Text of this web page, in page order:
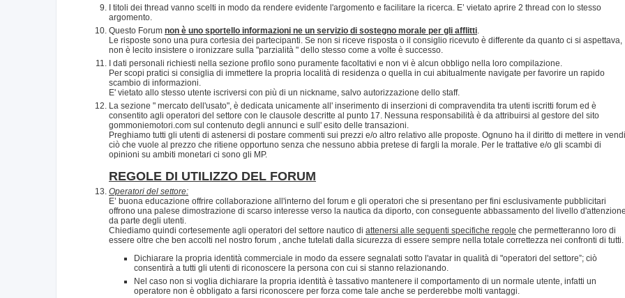
I titoli dei thread vanno scelti in modo da rendere evidente l'argomento e facilitare la ricerca. E’ vietato aprire 2 thread con lo stesso
argomento.
Questo Forum non è uno sportello informazioni ne un servizio di sostegno morale per gli afflitti
Le risposte sono una pura cortesia dei partecipanti. Se non si riceve risposta o il consiglio ricevuto è differente da quanto ci si aspettava,
non è lecito insistere o ironizzare sulla "parzialità " dello stesso come a volte è successo.
I dati personali richiesti nella sezione profilo sono puramente facoltativi e non vi è alcun obbligo nella loro compilazione.
Per scopi pratici si consiglia di immettere la propria località di residenza o quella in cui abitualmente navigate per favorire un rapido
scambio di informazioni.
E' vietato allo stesso utente iscriversi con più di un nickname, salvo autorizzazione dello staff.
La sezione " mercato dell'usato", è dedicata unicamente all' inserimento di inserzioni di compravendita tra utenti iscritti forum ed è
consentito agli operatori del settore con le clausole descritte al punto 17. Nessuna responsabilità è da attribuirsi al gestore del sito
gommoniemotori.com sul contenuto degli annunci e sull' esito delle transazioni.
Preghiamo tutti gli utenti di astenersi di postare commenti sui prezzi e/o altro relativo alle proposte. Ognuno ha il diritto di mettere in
ciò che vuole al prezzo che ritiene opportuno senza che nessuno abbia pretese di fargli la morale. Per le trattative e/o gli scambi di
opinioni su ambiti monetari ci sono gli MP.
REGOLE DI UTILIZZO DEL FORUM
Operatori del settore:
E’ buona educazione offrire collaborazione all'interno del forum e gli operatori che si presentano per fini esclusivamente pubblicitari
offrono una palese dimostrazione di scarso interesse verso la nautica da diporto, con conseguente abbassamento del livello d'attenzione
da parte degli utenti.
Chiediamo quindi cortesemente agli operatori del settore nautico di attenersi alle seguenti specifiche regole che permetteranno loro di
essere oltre che ben accolti nel nostro forum , anche tutelati dalla sicurezza di essere sempre nella totale correttezza nei confronti di tutti.
Dichiarare la propria identità commerciale in modo da essere segnalati sotto l'avatar in qualità di "operatori del settore”; ciò
consentirà a tutti gli utenti di riconoscere la persona con cui si stanno relazionando.
Nel caso non si voglia dichiarare la propria identità è tassativo mantenere il comportamento di un normale utente, infatti un
operatore non è obbligato a farsi riconoscere per forza come tale anche se perderebbe molti vantaggi.